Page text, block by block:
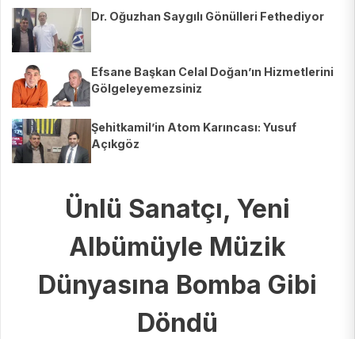
Dr. Oğuzhan Saygılı Gönülleri Fethediyor
Efsane Başkan Celal Doğan’ın Hizmetlerini
Gölgeleyemezsiniz
Şehitkamil’in Atom Karıncası: Yusuf
Açıkgöz
Ünlü Sanatçı, Yeni
Albümüyle Müzik
Dünyasına Bomba Gibi
Döndü